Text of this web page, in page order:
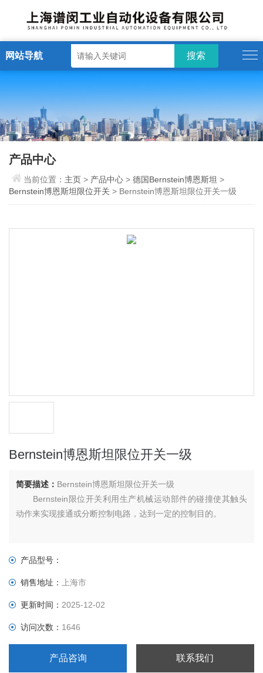
网站导航
产品中心
当前位置： 主页> 产品中心 >德国Bernstein博恩斯坦 >
Bernstein博恩斯坦限位开关 > Bernstein博恩斯坦限位开关一级
Bernstein博恩斯坦限位开关一级
简要描述： Bernstein博恩斯坦限位开关一级
Bernstein限位开关利用生产机械运动部件的碰撞使其触头
动作来实现接通或分断控制电路，达到一定的控制目的。
产品型号：
销售地址：上海市
更新时间：2025-12-02
访问次数： 1646
产品咨询 联系我们